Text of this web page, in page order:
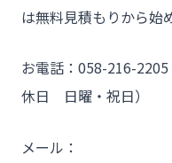
は無料見積もりから始
お電話：058-216-
休日 日曜・祝日）
メール：